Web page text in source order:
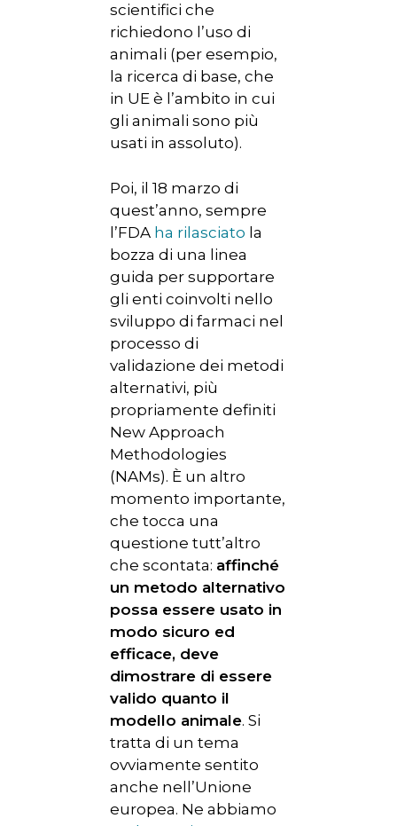
scientifici che
richiedono l’uso di
animali (per esempio,
la ricerca di base, che
in UE è l’ambito in cui
gli animali sono più
usati in assoluto).
Poi, il 18 marzo di
quest’anno, sempre
l’FDA ha rilasciato la
bozza di una linea
guida per supportare
gli enti coinvolti nello
sviluppo di farmaci nel
processo di
validazione dei metodi
alternativi, più
propriamente definiti
New Approach
Methodologies
(NAMs). È un altro
momento importante,
che tocca una
questione tutt’altro
che scontata: affinché
un metodo alternativo
possa essere usato in
modo sicuro ed
efficace, deve
dimostrare di essere
valido quanto il
modello animale. Si
tratta di un tema
ovviamente sentito
anche nell’Unione
europea. Ne abbiamo